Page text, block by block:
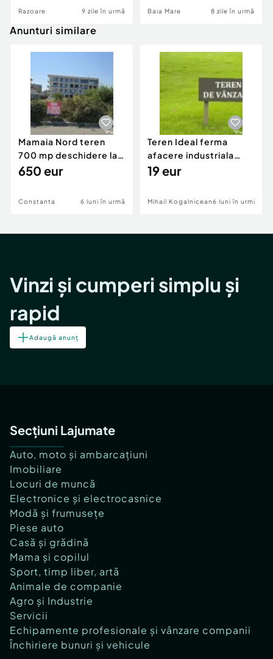
Razoare 9 zile în urmă Baia Mare 8 zile în urmă
Anunturi similare
Mamaia Nord teren
700 mp deschidere la
D24 si D25
650 eur
Constanta 6 luni în urmă
Teren Ideal ferma
afacere industriala
deschidere 71 ml la
19 eur
Mihail Kogalniceanu6 luni în urmă
Vinzi și cumperi simplu și
rapid
Adaugă anunț
Secțiuni Lajumate
Auto, moto și ambarcațiuni
Imobiliare
Locuri de muncă
Electronice și electrocasnice
Modă și frumusețe
Piese auto
Casă și grădină
Mama și copilul
Sport, timp liber, artă
Animale de companie
Agro și Industrie
Servicii
Echipamente profesionale și vânzare companii
Închiriere bunuri și vehicule